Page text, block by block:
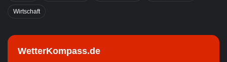
Wirtschaft
WetterKompass.de